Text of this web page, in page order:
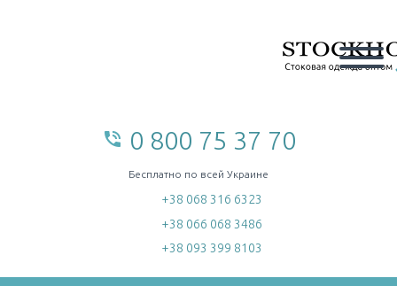
phone_in_talk 0 800 75 37 70
Бесплатно по всей Украине
+38 068 316 6323
+38 066 068 3486
+38 093 399 8103